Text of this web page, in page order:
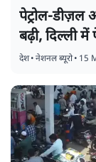
पेट्रोल-
बढ़ी, दिल्ली में
देश•नेशनल ब्यूरो• 15